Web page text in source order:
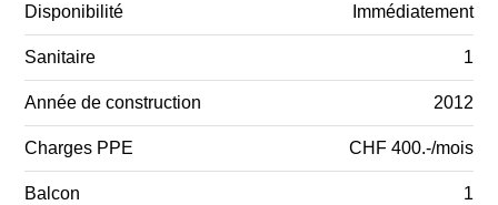
Disponibilité Immédiatement
Sanitaire 1
Année de construction 2012
Charges PPE CHF 400.-/mois
Balcon 1